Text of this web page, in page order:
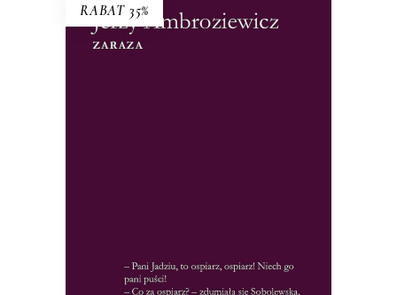
RABAT 35%